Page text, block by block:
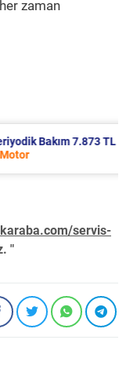
zaman
7.873 TL
servis-
"